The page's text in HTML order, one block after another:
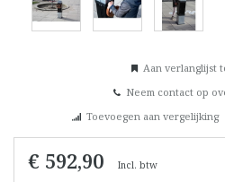
Aan verlanglijst
Neem contact op
Toevoegen aan vergelijking
€ 592,90 Incl. btw